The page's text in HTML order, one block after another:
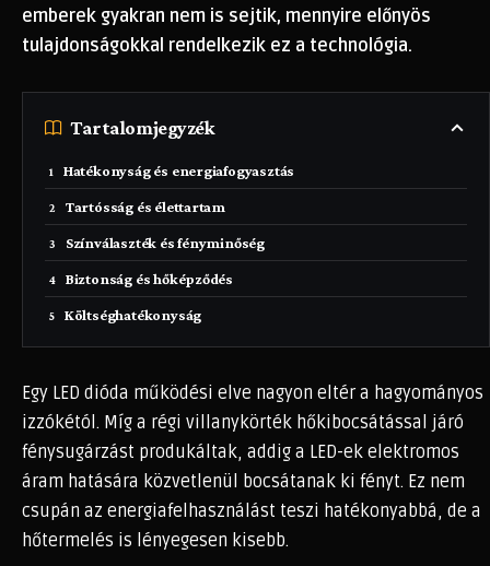
emberek gyakran nem is sejtik, mennyire előnyös
tulajdonságokkal rendelkezik ez a technológia.
Tartalomjegyzék
Hatékonyság és energiafogyasztás
Tartósság és élettartam
Színválaszték és fényminőség
Biztonság és hőképződés
Költséghatékonyság
Egy LED dióda működési elve nagyon eltér a hagyományos
izzókétól. Míg a régi villanykörték hőkibocsátással járó
fénysugárzást produkáltak, addig a LED-ek elektromos
áram hatására közvetlenül bocsátanak ki fényt. Ez nem
csupán az energiafelhasználást teszi hatékonyabbá, de a
hőtermelés is lényegesen kisebb.